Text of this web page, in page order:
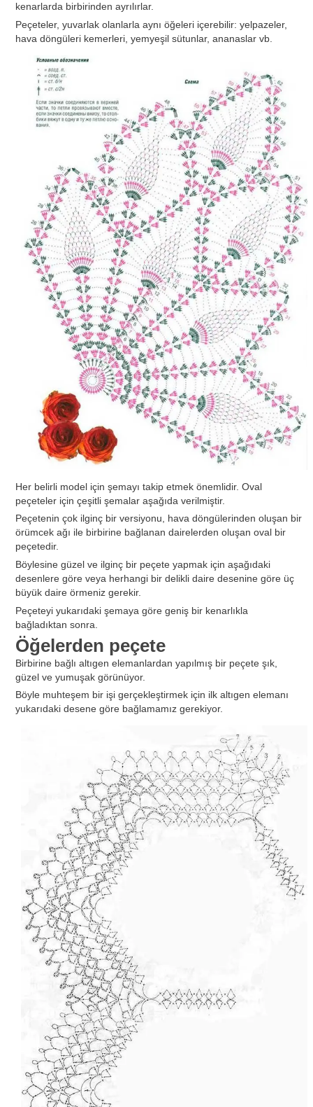
kenarlarda birbirinden ayrılırlar.
Peçeteler, yuvarlak olanlarla aynı öğeleri içerebilir: yelpazeler,
hava döngüleri kemerleri, yemyeşil sütunlar, ananaslar vb.
Her belirli model için şemayı takip etmek önemlidir. Oval
peçeteler için çeşitli şemalar aşağıda verilmiştir.
Peçetenin çok ilginç bir versiyonu, hava döngülerinden oluşan bir
örümcek ağı ile birbirine bağlanan dairelerden oluşan oval bir
peçetedir.
Böylesine güzel ve ilginç bir peçete yapmak için aşağıdaki
desenlere göre veya herhangi bir delikli daire desenine göre üç
büyük daire örmeniz gerekir.
Peçeteyi yukarıdaki şemaya göre geniş bir kenarlıkla
bağladıktan sonra.
Öğelerden peçete
Birbirine bağlı altıgen elemanlardan yapılmış bir peçete şık,
güzel ve yumuşak görünüyor.
Böyle muhteşem bir işi gerçekleştirmek için ilk altıgen elemanı
yukarıdaki desene göre bağlamamız gerekiyor.